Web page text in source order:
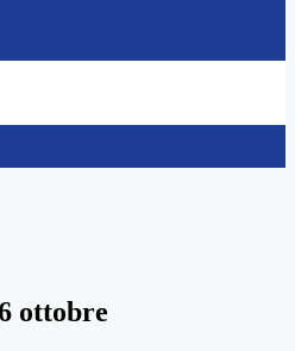
ottobre